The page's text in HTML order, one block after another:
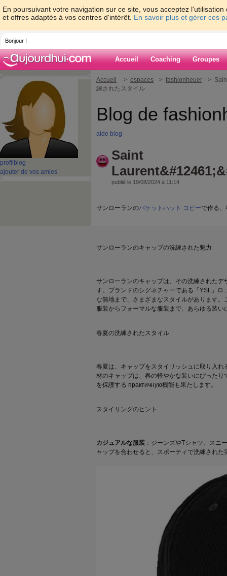
En poursuivant votre navigation sur ce site, vous acceptez
et offres adaptés à vos centres d'intérêt. En savoir plus et gérer ces
Bonjour !
Accueil Coaching Groupes
profil blog
ajouter de vos amies
Accueil > espaces > fashionheuer
>
練されたスタイル
Blog de
aide blog
Saint
publié le 19/08/2024 à 11:14
サンローランのバケットハット コピーで作る
サンローランのキャップの洗練された魅力
サンローランのキャップは、その洗練された
す。ブランドのシグネチャーである「YSL」ロ
な無地まで、さまざまなスタイルがあります
服装からフォーマルな服装まで、あらゆる装
春夏の洗練されたスタイル
春夏は、キャップをスタイリッシュに取り入
材のキャップは、春の軽やかな装いにぴった
を保護する практичную機能も果たします。
スタイリングのヒント
カジュアルな服装 ：ジーンズやTシャツ、スニ
ャップを合わせると、スポーティで洗練された